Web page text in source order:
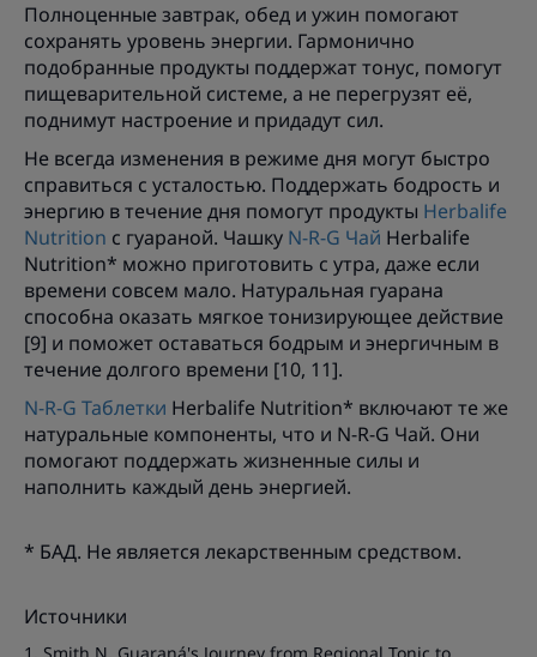
Полноценные завтрак, обед и ужин помогают
сохранять уровень энергии. Гармонично
подобранные продукты поддержат тонус, помогут
пищеварительной системе, а не перегрузят её,
поднимут настроение и придадут сил.
Не всегда изменения в режиме дня могут быстро
справиться с усталостью. Поддержать бодрость и
энергию в течение дня помогут продукты Herbalife
Nutrition с гуараной. Чашку N-R-G Чай Herbalife
Nutrition* можно приготовить с утра, даже если
времени совсем мало. Натуральная гуарана
способна оказать мягкое тонизирующее действие
[9] и поможет оставаться бодрым и энергичным в
течение долгого времени [10, 11].
N-R-G Таблетки Herbalife Nutrition* включают те же
натуральные компоненты, что и N-R-G Чай. Они
помогают поддержать жизненные силы и
наполнить каждый день энергией.
* БАД. Не является лекарственным средством.
Источники